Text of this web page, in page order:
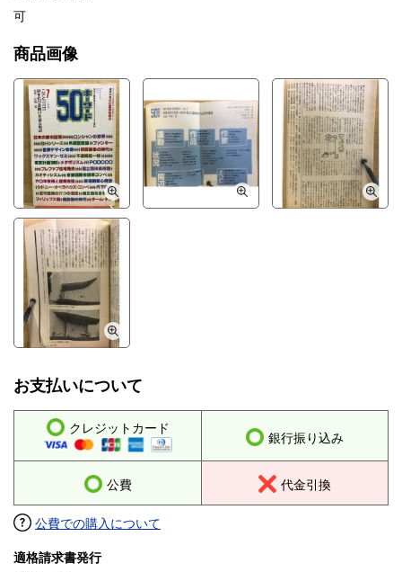
可
商品画像
お支払いについて
クレジットカード
銀行振り込み
公費 代金引換
公費での購入について
適格請求書発行